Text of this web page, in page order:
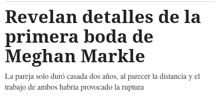
Revelan detalles de la
primera boda de
Meghan Markle
La pareja solo duró casada dos años, al parecer la distancia y el
trabajo de ambos habría provocado la ruptura